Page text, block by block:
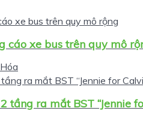
cáo xe bus trên quy mô
tầng ra mắt BST “Jennie